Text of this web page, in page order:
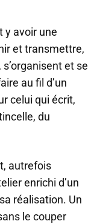
y avoir une
et transmettre,
et se
au fil d’un
celui qui écrit,
du
autrefois
enrichi d’un
réalisation. Un
le couper